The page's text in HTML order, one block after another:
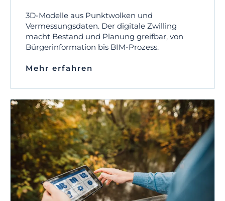
3D-Modelle aus Punktwolken und
Vermessungsdaten. Der digitale Zwilling
macht Bestand und Planung greifbar, von
Bürgerinformation bis BIM-Prozess.
Mehr erfahren